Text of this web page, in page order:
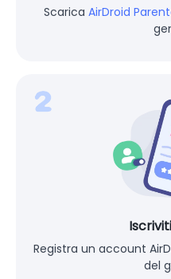
Scarica AirDroid
Registra un account
del